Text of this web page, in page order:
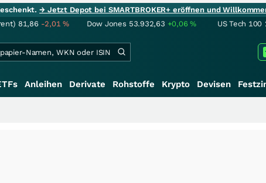
→ Jetzt Depot bei SMARTBROKER+ eröffnen und
81,86 -2,01% Dow Jones 53.932,63 +0,06% US Tech 100
Anleihen Derivate Rohstoffe Krypto Devisen